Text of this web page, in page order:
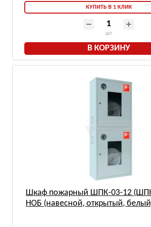
КУПИТЬ В 1 КЛИК
шт
В КОРЗИНУ
Шкаф пожарный ШПК-03-12
НОБ (навесной, открытый,